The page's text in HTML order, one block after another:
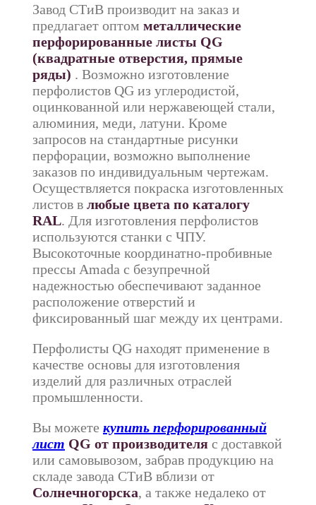
Завод СТиВ производит на заказ и
предлагает оптом металлические
перфорированные листы QG
(квадратные отверстия, прямые
ряды) . Возможно изготовление
перфолистов QG из углеродистой,
оцинкованной или нержавеющей стали,
алюминия, меди, латуни. Кроме
запросов на стандартные рисунки
перфорации, возможно выполнение
заказов по индивидуальным чертежам.
Осуществляется покраска изготовленных
листов в любые цвета по каталогу
RAL. Для изготовления перфолистов
используются станки с ЧПУ.
Высокоточные координатно-пробивные
прессы Amada с безупречной
надежностью обеспечивают заданное
расположение отверстий и
фиксированный шаг между их центрами.
Перфолисты QG находят применение в
качестве основы для изготовления
изделий для различных отраслей
промышленности.
Вы можете купить перфорированный
лист QG от производителя с доставкой
или самовывозом, забрав продукцию на
складе завода СТиВ вблизи от
Солнечногорска, а также недалеко от